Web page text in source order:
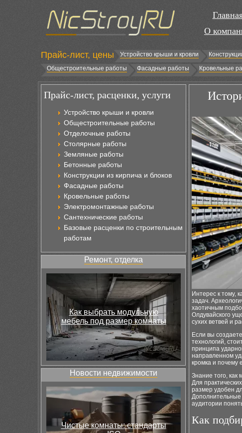
О
Прайс-лист, цены Устройство крыши и кровли
Общестроительные работы
Фасадные работы Кровельные
Прайс-лист, расценки, услуги
Устройство крыши и кровли
Общестроительные работы
Отделочные работы
Столярные работы
Земляные работы
Бетонные работы
Конструкции из кирпича и блоков
Фасадные работы
Кровельные работы
Электромонтажные работы
Сантехнические работы
Базовые расценки по строительным
работам
Ремонт, отделка
Как выбрать модульную
мебель под размер комнаты
Новости недвижимости
Чистые комнаты: стандарты
Интерес к тому,
задач.
хаотичным
Олдувайского
сухих ветвей и
Если вы
технологий,
принципа
направленном
кромка и почему
Знание того,
Для
размер удобен
аудитории
Как